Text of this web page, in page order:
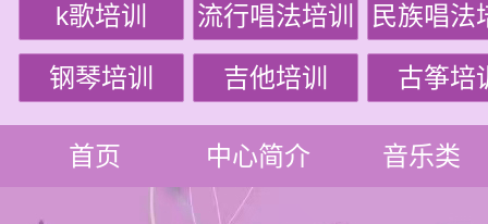
k歌培训 流行唱法培训 民族唱法
钢琴培训 吉他培训 古筝培
首页 中心简介 音乐类